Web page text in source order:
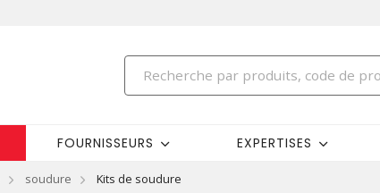
FOURNISSEURS EXPERTISES
soudure Kits de soudure